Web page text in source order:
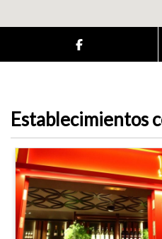
Establecimientos